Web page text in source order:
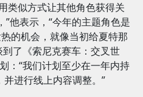
类似方式让其他角色获得关
”他表示，“今年的主题角色是
的机会，就像当初给夏特那
了《索尼克赛车：交叉世
：“我们计划至少在一年内持
进行线上内容调整。”